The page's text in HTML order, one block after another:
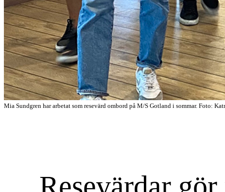
Mia Sundgren har arbetat som resevärd ombord på M/S Gotland i sommar. Foto: